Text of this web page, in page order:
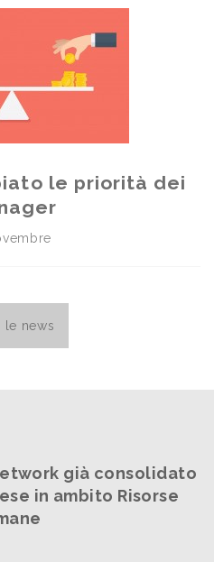
le priorità dei
le news
già consolidato
in ambito Risorse